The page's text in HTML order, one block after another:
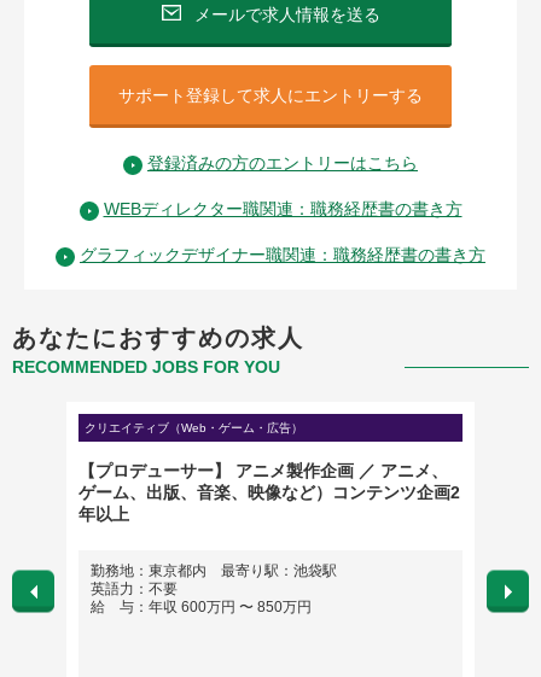
メールで求人情報を送る
サポート登録して求人にエントリーする
登録済みの方のエントリーはこちら
WEBディレクター職関連：職務経歴書の書き方
グラフィックデザイナー職関連：職務経歴書の書き方
あなたにおすすめの求人
RECOMMENDED JOBS FOR YOU
クリエイティブ（Web・ゲーム・広告）
【プロデューサー】 アニメ製作企画 ／ アニメ、
ゲーム、出版、音楽、映像など）コンテンツ企画2
年以上
勤務地：東京都内 最寄り駅：池袋駅
英語力：不要
給 与：年収 600万円 〜 850万円
勤務
JR御
小川